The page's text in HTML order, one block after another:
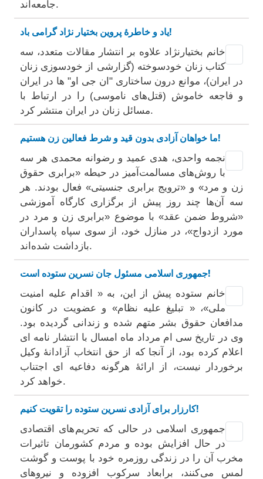
جامعه‌اند.
یاد و خاطرۀ پروین بختیار نژاد گرامی باد!
خانم بختیارنژاد علاوه بر انتشار مقالات متعدد، سه
کتاب زنان خودسوخته (گزارشی از خودسوزی زنان
در ایران)، موانع درون ساختاری "ان جی او" ها در ایران
و فاجعه خاموش (قتل‌های ناموسی) را در ارتباط با
مسائل زنان در ایران منتشر کرد.
ما خواهان آزادی بدون قید و شرط فعالین زن هستیم!
نجمه واحدی، هدی عمید و رضوانه محمدی هر سه
با روش‌های مسالمت‌آمیز در حیطه «برابری حقوق
زن و مرد» و «ترویج برابری جنسیتی» فعال بودند. هر
سه آن‌ها چند روز پیش از برگزاری کارگاه آموزشی
«شروط ضمن عقد» با موضوع «برابری زن و مرد در
مورد ازدواج»، در منازل خود، از سوی سپاه پاسداران
بازداشت ‌شده‌اند.
جمهوری اسلامی مسئول جان نسرین ستوده است!
خانم ستوده پیش از این، به « اقدام علیه امنیت
ملی»، « تبلیغ علیه نظام» و عضویت در کانون
مدافعان حقوق بشر متهم شده و زندانی گردیده بود.
وی در تاریخ سی ام مرداد ماه امسال با انتشار نامه ای
اعلام کرده بود، از آنجا که از حق انتخاب آزادانۀ وکیل
برخوردار نیست، از ارائۀ هرگونه دفاعیه ای اجتناب
خواهد کرد.
کارزار برای آزادی نسرين ستوده را تقويت کنيم!
جمهوری اسلامی در حالی که تحريم های اقتصادی
در حال افزايش بوده و مردم کشورمان تاثيرات
مخرب آن را در زندگی روزمره خود با پوست و گوشت
لمس می کنند، برابعاد سرکوب افزوده و نيروهای